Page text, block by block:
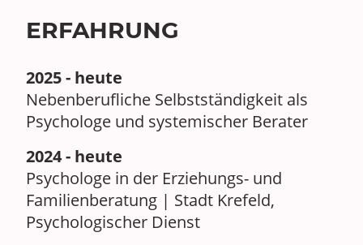
ERFAHRUNG
2025 - heute
Nebenberufliche Selbstständigkeit als
Psychologe und systemischer Berater
2024 - heute
Psychologe in der Erziehungs- und
Familienberatung | Stadt Krefeld,
Psychologischer Dienst